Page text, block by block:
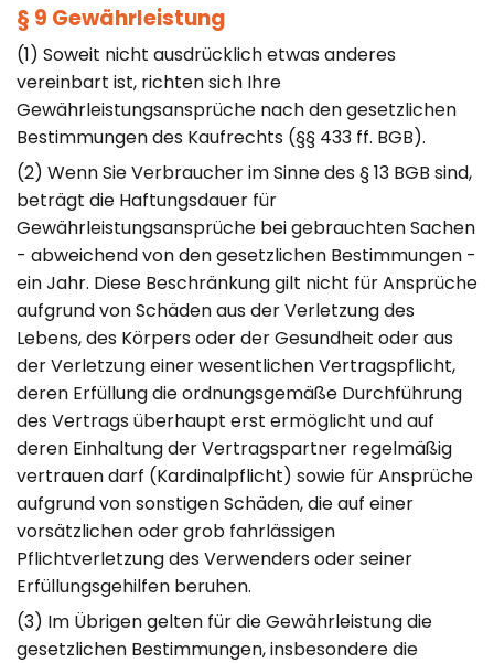
§ 9 Gewährleistung
(1) Soweit nicht ausdrücklich etwas anderes
vereinbart ist, richten sich Ihre
Gewährleistungsansprüche nach den gesetzlichen
Bestimmungen des Kaufrechts (§§ 433 ff. BGB).
(2) Wenn Sie Verbraucher im Sinne des § 13 BGB sind,
beträgt die Haftungsdauer für
Gewährleistungsansprüche bei gebrauchten Sachen
- abweichend von den gesetzlichen Bestimmungen -
ein Jahr. Diese Beschränkung gilt nicht für Ansprüche
aufgrund von Schäden aus der Verletzung des
Lebens, des Körpers oder der Gesundheit oder aus
der Verletzung einer wesentlichen Vertragspflicht,
deren Erfüllung die ordnungsgemäße Durchführung
des Vertrags überhaupt erst ermöglicht und auf
deren Einhaltung der Vertragspartner regelmäßig
vertrauen darf (Kardinalpflicht) sowie für Ansprüche
aufgrund von sonstigen Schäden, die auf einer
vorsätzlichen oder grob fahrlässigen
Pflichtverletzung des Verwenders oder seiner
Erfüllungsgehilfen beruhen.
(3) Im Übrigen gelten für die Gewährleistung die
gesetzlichen Bestimmungen, insbesondere die